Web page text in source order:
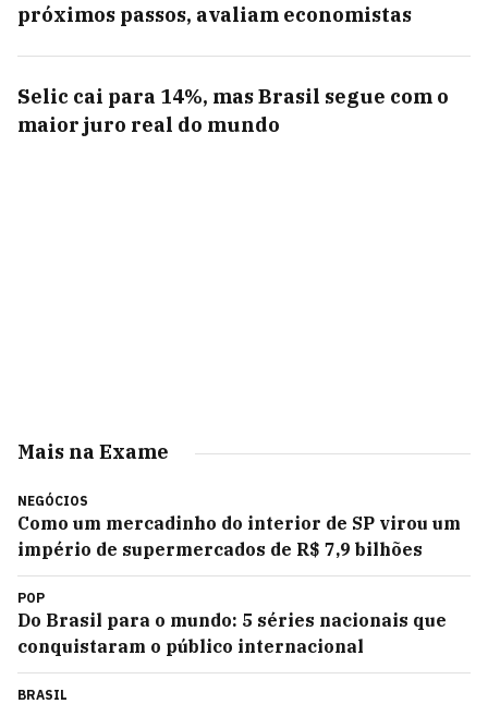
próximos passos, avaliam economistas
Selic cai para 14%, mas Brasil segue com o
maior juro real do mundo
Mais na Exame
NEGÓCIOS
Como um mercadinho do interior de SP virou um
império de supermercados de R$ 7,9 bilhões
POP
Do Brasil para o mundo: 5 séries nacionais que
conquistaram o público internacional
BRASIL